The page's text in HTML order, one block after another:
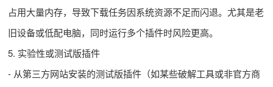
占用大量内存，导致下载任务因系统资源不足而闪退。尤其是老
旧设备或低配电脑，同时运行多个插件时风险更高。
5. 实验性或测试版插件
- 从第三方网站安装的测试版插件（如某些破解工具或非官方商